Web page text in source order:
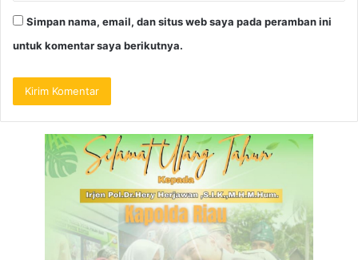
Simpan nama, email, dan situs web saya pada peramban ini
untuk komentar saya berikutnya.